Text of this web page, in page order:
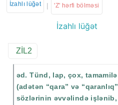
İzahlı lüğət | 'Z' hərfi bölməsi
İzahlı lüğət
ZİL2
əd. Tünd, lap, çox, tamamilə
(adətən “qara” və “qaranlıq”
sözlərinin əvvəlində işlənib,